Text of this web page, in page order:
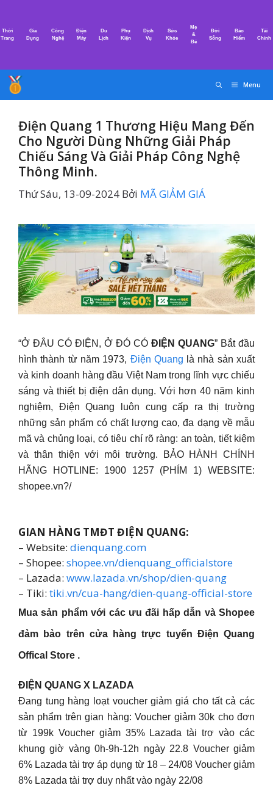
nội
Thời
Trang
Gia
Dụng
Công
Nghệ
Điện
Máy
Du
Lịch
Phụ
Kiện
Dịch
Vụ
Sức
Khỏe
Mẹ
&
Bé
Đời
Sống
Bảo
Hiểm
Tài
Chính
Menu
Điện Quang 1 Thương Hiệu Mang Đến
Cho Người Dùng Những Giải Pháp
Chiếu Sáng Và Giải Pháp Công Nghệ
Thông Minh.
Thứ Sáu, 13-09-2024 Bởi MÃ GIẢM GIÁ
“Ở ĐÂU CÓ ĐIỆN, Ở ĐÓ CÓ ĐIỆN QUANG” Bắt đầu
hình thành từ năm 1973, Điện Quang là nhà sản xuất
và kinh doanh hàng đầu Việt Nam trong lĩnh vực chiếu
sáng và thiết bị điện dân dụng. Với hơn 40 năm kinh
nghiệm, Điện Quang luôn cung cấp ra thị trường
những sản phẩm có chất lượng cao, đa dạng về mẫu
mã và chủng loại, có tiêu chí rõ ràng: an toàn, tiết kiệm
và thân thiện với môi trường. BẢO HÀNH CHÍNH
HÃNG HOTLINE: 1900 1257 (PHÍM 1) WEBSITE:
shopee.vn?/
GIAN HÀNG TMĐT ĐIỆN QUANG:
– Website: dienquang.com
– Shopee: shopee.vn/dienquang_officialstore
– Lazada: www.lazada.vn/shop/dien-quang
– Tiki: tiki.vn/cua-hang/dien-quang-official-store
Mua sản phẩm với các ưu đãi hấp dẫn và Shopee
đảm bảo trên cửa hàng trực tuyến Điện Quang
Offical Store .
ĐIỆN QUANG X LAZADA
Đang tung hàng loạt voucher giảm giá cho tất cả các
sản phẩm trên gian hàng: Voucher giảm 30k cho đơn
từ 199k Voucher giảm 35% Lazada tài trợ vào các
khung giờ vàng 0h-9h-12h ngày 22.8 Voucher giảm
6% Lazada tài trợ áp dụng từ 18 – 24/08 Voucher giảm
8% Lazada tài trợ duy nhất vào ngày 22/08